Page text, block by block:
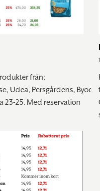
från;
Udea, Persgårdens,
23-25. Med reservation